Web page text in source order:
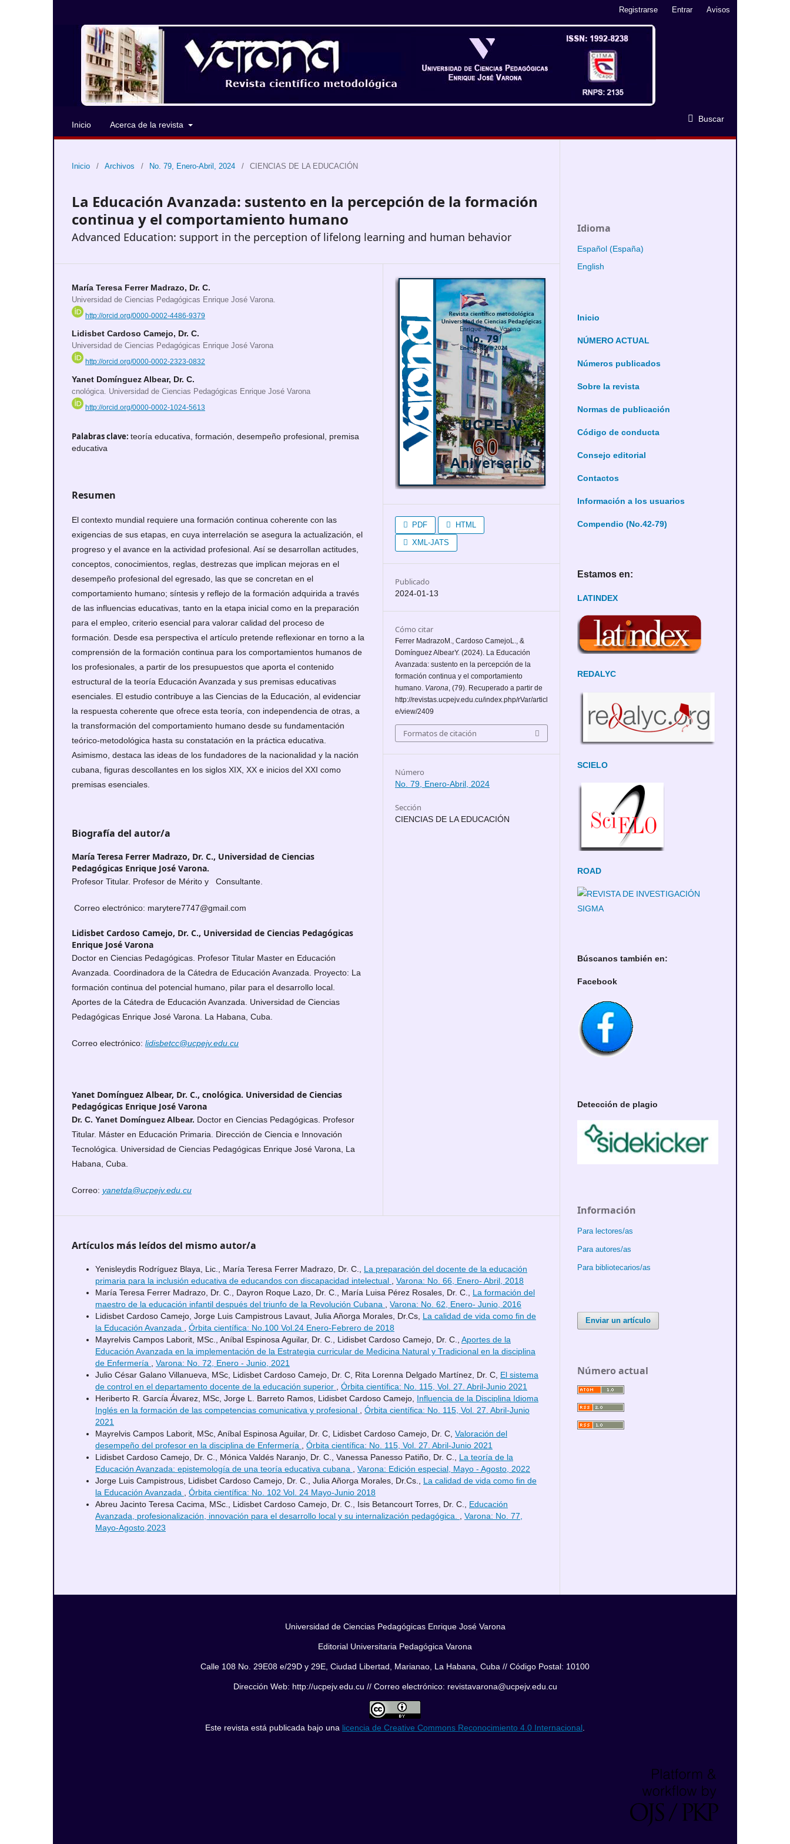
Inicio Acerca de la revista
Buscar
Registrarse Entrar Avisos
Inicio / Archivos / No. 79, Enero-Abril, 2024 / CIENCIAS DE LA EDUCACIÓN
La Educación Avanzada: sustento en la percepción de la formación
continua y el comportamiento humano
Advanced Education: support in the perception of lifelong learning and human behavior
María Teresa Ferrer Madrazo, Dr. C.
Universidad de Ciencias Pedagógicas Enrique José Varona.
http://orcid.org/0000-0002-4486-9379
Lidisbet Cardoso Camejo, Dr. C.
Universidad de Ciencias Pedagógicas Enrique José Varona
http://orcid.org/0000-0002-2323-0832
Yanet Domínguez Albear, Dr. C.
cnológica. Universidad de Ciencias Pedagógicas Enrique José Varona
http://orcid.org/0000-0002-1024-5613
Palabras clave: teoría educativa, formación, desempeño profesional, premisa
educativa
Resumen
El contexto mundial requiere una formación continua coherente con las
exigencias de sus etapas, en cuya interrelación se asegura la actualización, el
progreso y el avance en la actividad profesional. Así se desarrollan actitudes,
conceptos, conocimientos, reglas, destrezas que implican mejoras en el
desempeño profesional del egresado, las que se concretan en el
comportamiento humano; síntesis y reflejo de la formación adquirida a través
de las influencias educativas, tanto en la etapa inicial como en la preparación
para el empleo, criterio esencial para valorar calidad del proceso de
formación. Desde esa perspectiva el artículo pretende reflexionar en torno a la
comprensión de la formación continua para los comportamientos humanos de
los profesionales, a partir de los presupuestos que aporta el contenido
estructural de la teoría Educación Avanzada y sus premisas educativas
esenciales. El estudio contribuye a las Ciencias de la Educación, al evidenciar
la respuesta coherente que ofrece esta teoría, con independencia de otras, a
la transformación del comportamiento humano desde su fundamentación
teórico-metodológica hasta su constatación en la práctica educativa.
Asimismo, destaca las ideas de los fundadores de la nacionalidad y la nación
cubana, figuras descollantes en los siglos XIX, XX e inicios del XXI como
premisas esenciales.
Biografía del autor/a
María Teresa Ferrer Madrazo, Dr. C., Universidad de Ciencias
Pedagógicas Enrique José Varona.
Profesor Titular. Profesor de Mérito y Consultante.
Correo electrónico: marytere7747@gmail.com
Lidisbet Cardoso Camejo, Dr. C., Universidad de Ciencias Pedagógicas
Enrique José Varona
Doctor en Ciencias Pedagógicas. Profesor Titular Master en Educación
Avanzada. Coordinadora de la Cátedra de Educación Avanzada. Proyecto: La
formación continua del potencial humano, pilar para el desarrollo local.
Aportes de la Cátedra de Educación Avanzada. Universidad de Ciencias
Pedagógicas Enrique José Varona. La Habana, Cuba.
Correo electrónico: lidisbetcc@ucpejv.edu.cu
Yanet Domínguez Albear, Dr. C., cnológica. Universidad de Ciencias
Pedagógicas Enrique José Varona
Dr. C. Yanet Domínguez Albear. Doctor en Ciencias Pedagógicas. Profesor
Titular. Máster en Educación Primaria. Dirección de Ciencia e Innovación
Tecnológica. Universidad de Ciencias Pedagógicas Enrique José Varona, La
Habana, Cuba.
Correo: yanetda@ucpejv.edu.cu
PDF
HTML
XML-JATS
Publicado
2024-01-13
Cómo citar
Ferrer MadrazoM., Cardoso CamejoL., &
Domínguez AlbearY. (2024). La Educación
Avanzada: sustento en la percepción de la
formación continua y el comportamiento
humano. Varona, (79). Recuperado a partir de
http://revistas.ucpejv.edu.cu/index.php/rVar/articl
e/view/2409
Formatos de citación
Número
No. 79, Enero-Abril, 2024
Sección
CIENCIAS DE LA EDUCACIÓN
Artículos más leídos del mismo autor/a
Yenisleydis Rodríguez Blaya, Lic., María Teresa Ferrer Madrazo, Dr. C., La preparación del docente de la educación
primaria para la inclusión educativa de educandos con discapacidad intelectual , Varona: No. 66, Enero- Abril, 2018
María Teresa Ferrer Madrazo, Dr. C., Dayron Roque Lazo, Dr. C., María Luisa Pérez Rosales, Dr. C., La formación del
maestro de la educación infantil después del triunfo de la Revolución Cubana , Varona: No. 62, Enero- Junio, 2016
Lidisbet Cardoso Camejo, Jorge Luis Campistrous Lavaut, Julia Añorga Morales, Dr.Cs, La calidad de vida como fin de
la Educación Avanzada , Órbita científica: No.100 Vol.24 Enero-Febrero de 2018
Mayrelvis Campos Laborit, MSc., Aníbal Espinosa Aguilar, Dr. C., Lidisbet Cardoso Camejo, Dr. C., Aportes de la
Educación Avanzada en la implementación de la Estrategia curricular de Medicina Natural y Tradicional en la disciplina
de Enfermería , Varona: No. 72, Enero - Junio, 2021
Julio César Galano Villanueva, MSc, Lidisbet Cardoso Camejo, Dr. C, Rita Lorenna Delgado Martínez, Dr. C, El sistema
de control en el departamento docente de la educación superior , Órbita científica: No. 115, Vol. 27. Abril-Junio 2021
Heriberto R. García Álvarez, MSc, Jorge L. Barreto Ramos, Lidisbet Cardoso Camejo, Influencia de la Disciplina Idioma
Inglés en la formación de las competencias comunicativa y profesional , Órbita científica: No. 115, Vol. 27. Abril-Junio
2021
Mayrelvis Campos Laborit, MSc, Aníbal Espinosa Aguilar, Dr. C, Lidisbet Cardoso Camejo, Dr. C, Valoración del
desempeño del profesor en la disciplina de Enfermería , Órbita científica: No. 115, Vol. 27. Abril-Junio 2021
Lidisbet Cardoso Camejo, Dr. C., Mónica Valdés Naranjo, Dr. C., Vanessa Panesso Patiño, Dr. C., La teoría de la
Educación Avanzada: epistemología de una teoría educativa cubana , Varona: Edición especial, Mayo - Agosto, 2022
Jorge Luis Campistrous, Lidisbet Cardoso Camejo, Dr. C., Julia Añorga Morales, Dr.Cs., La calidad de vida como fin de
la Educación Avanzada , Órbita científica: No. 102 Vol. 24 Mayo-Junio 2018
Abreu Jacinto Teresa Cacima, MSc., Lidisbet Cardoso Camejo, Dr. C., Isis Betancourt Torres, Dr. C., Educación
Avanzada, profesionalización, innovación para el desarrollo local y su internalización pedagógica. , Varona: No. 77,
Mayo-Agosto,2023
Idioma
Español (España)
English
Inicio
NÚMERO ACTUAL
Números publicados
Sobre la revista
Normas de publicación
Código de conducta
Consejo editorial
Contactos
Información a los usuarios
Compendio (No.42-79)
Estamos en:
LATINDEX
REDALYC
SCIELO
ROAD
Búscanos también en:
Facebook
Detección de plagio
Información
Para lectores/as
Para autores/as
Para bibliotecarios/as
Enviar un artículo
Número actual
Universidad de Ciencias Pedagógicas Enrique José Varona
Editorial Universitaria Pedagógica Varona
Calle 108 No. 29E08 e/29D y 29E, Ciudad Libertad, Marianao, La Habana, Cuba // Código Postal: 10100
Dirección Web: http://ucpejv.edu.cu // Correo electrónico: revistavarona@ucpejv.edu.cu
Este revista está publicada bajo una licencia de Creative Commons Reconocimiento 4.0 Internacional.